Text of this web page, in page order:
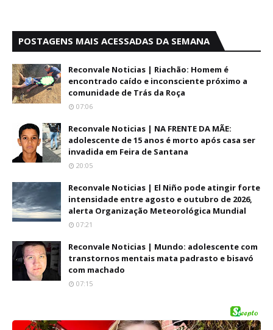
POSTAGENS MAIS ACESSADAS DA SEMANA
Reconvale Noticias | Riachão: Homem é
encontrado caído e inconsciente próximo a
comunidade de Trás da Roça
07:06
Reconvale Noticias | NA FRENTE DA MÃE:
adolescente de 15 anos é morto após casa ser
invadida em Feira de Santana
20:05
Reconvale Noticias | El Niño pode atingir forte
intensidade entre agosto e outubro de 2026,
alerta Organização Meteorológica Mundial
07:21
Reconvale Noticias | Mundo: adolescente com
transtornos mentais mata padrasto e bisavó
com machado
07:15